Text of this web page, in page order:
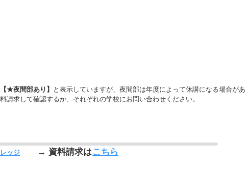
【★夜間部あり】
と表示していますが、夜間部は年度によって休講になる場合があ
請求して確認するか、それぞれの学校にお問い合わせください。
ッジ → 資料請求は こちら